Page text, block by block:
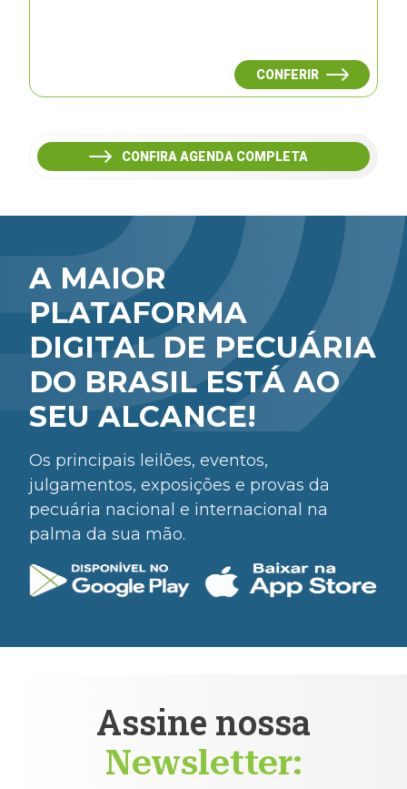
CONFERIR
CONFIRA AGENDA COMPLETA
A MAIOR
PLATAFORMA
DIGITAL DE PECUÁRIA
DO BRASIL ESTÁ AO
SEU ALCANCE!
Os principais leilões, eventos,
julgamentos, exposições e provas da
pecuária nacional e internacional na
palma da sua mão.
Assine nossa
Newsletter: